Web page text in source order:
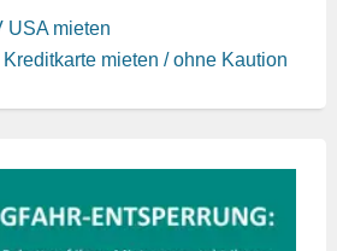
USA mieten
mieten / ohne Kaution